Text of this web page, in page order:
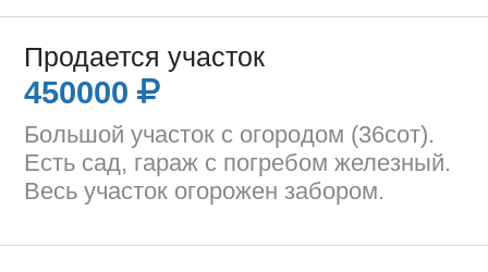
Продается участок
450000
Большой участок с огородом (36сот).
Есть сад, гараж с погребом железный.
Весь участок огорожен забором.